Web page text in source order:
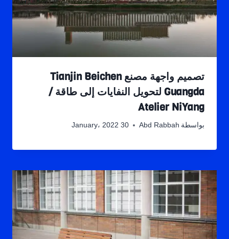
تصميم واجهة مصنع Tianjin Beichen
Guangda لتحويل النفايات إلى طاقة /
Atelier NiYang
بواسطة Abd Rabbah 30 January، 2022